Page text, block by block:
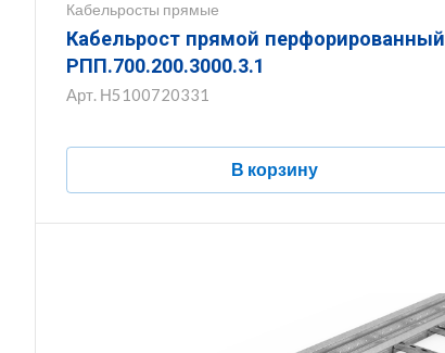
Кабельросты прямые
Кабельрост прямой перфорированный
РПП.700.200.3000.3.1
Арт. Н5100720331
В корзину